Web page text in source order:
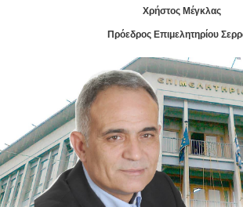
Χρήστος Μέγκλας
Πρόεδρος Επιμελητηρίου